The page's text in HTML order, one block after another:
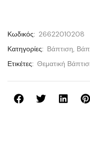
Κωδικός: 26622010208
Κατηγορίες: Βάπτιση,
Ετικέτες: Θεματική